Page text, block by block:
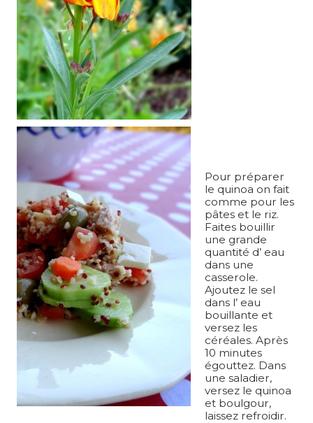
Pour préparer
le quinoa on fait
comme pour les
pâtes et le riz.
Faites bouillir
une grande
quantité d’ eau
dans une
casserole.
Ajoutez le sel
dans l’ eau
bouillante et
versez les
céréales. Après
10 minutes
égouttez. Dans
une saladier,
versez le quinoa
et boulgour,
laissez refroidir.